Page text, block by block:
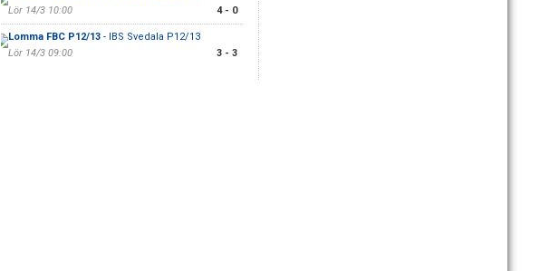
Lör 14/3 10:00
4 - 0
Lomma FBC P12/13- IBS Svedala P12/13
Lör 14/3 09:00
3 - 3